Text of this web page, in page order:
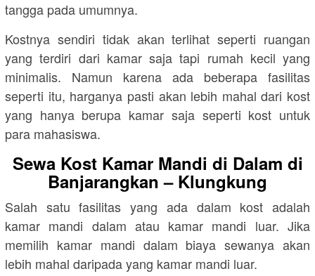
tangga pada umumnya.
Kostnya sendiri tidak akan terlihat seperti ruangan
yang terdiri dari kamar saja tapi rumah kecil yang
minimalis. Namun karena ada beberapa fasilitas
seperti itu, harganya pasti akan lebih mahal dari kost
yang hanya berupa kamar saja seperti kost untuk
para mahasiswa.
Sewa Kost Kamar Mandi di Dalam di
Banjarangkan – Klungkung
Salah satu fasilitas yang ada dalam kost adalah
kamar mandi dalam atau kamar mandi luar. Jika
memilih kamar mandi dalam biaya sewanya akan
lebih mahal daripada yang kamar mandi luar.